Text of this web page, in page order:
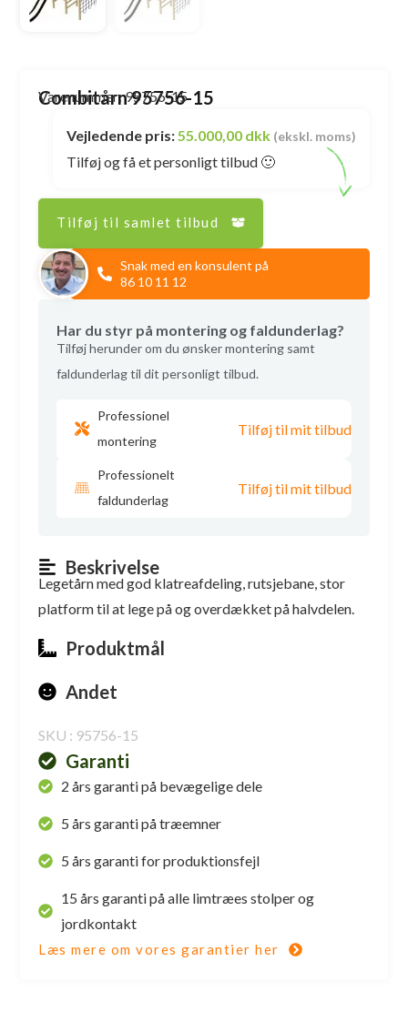
Combitårn 95756-15
Varenummer: 95756-15
Vejledende pris:55.000,00 dkk (ekskl. moms)
Tilføj og få et personligt tilbud 🙂
Snak med en konsulent på
86 10 11 12
Tilføj til samlet tilbud
Har du styr på montering og faldunderlag?
Tilføj herunder om du ønsker montering samt
faldunderlag til dit personligt tilbud.
Professionel
montering
Tilføj til mit tilbud
Professionelt
faldunderlag
Tilføj til mit tilbud
Beskrivelse
Legetårn med god klatreafdeling, rutsjebane, stor
platform til at lege på og overdækket på halvdelen.
Produktmål
Andet
SKU : 95756-15
Garanti
2 års garanti på bevægelige dele
5 års garanti på træemner
5 års garanti for produktionsfejl
15 års garanti på alle limtræes stolper og
jordkontakt
Læs mere om vores garantier her